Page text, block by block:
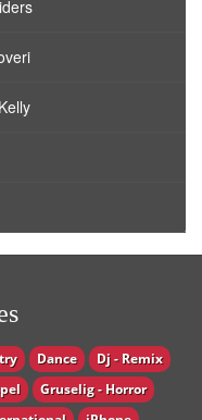
Dance
Dj - Remix
Gruselig - Horror